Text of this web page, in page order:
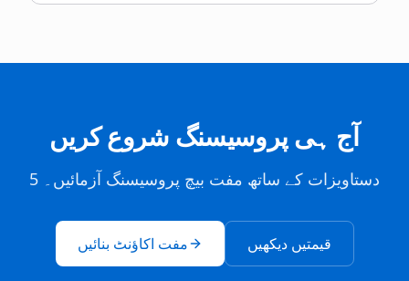
آج ہی پروسیسنگ شروع کریں
5 دستاویزات کے ساتھ مفت بیچ پروسیسنگ آزمائیں۔
مفت اکاؤنٹ بنائیں قیمتیں دیکھیں